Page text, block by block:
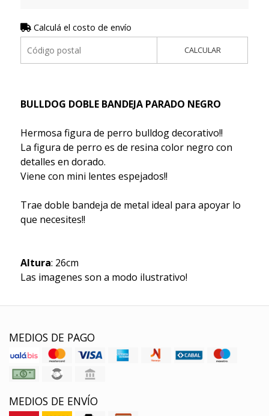
Calculá el costo de envío
CALCULAR
BULLDOG DOBLE BANDEJA PARADO NEGRO
Hermosa figura de perro bulldog decorativo!!
La figura de perro es de resina color negro con
detalles en dorado.
Viene con mini lentes espejados!!
Trae doble bandeja de metal ideal para apoyar lo
que necesites!!
Altura: 26cm
Las imagenes son a modo ilustrativo!
MEDIOS DE PAGO
MEDIOS DE ENVÍO